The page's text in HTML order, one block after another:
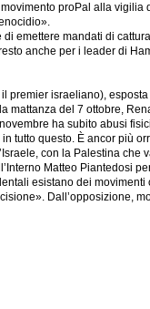
proPal alla
emettere mandati di
anche per i leader di
israeliano),
del 7 ottobre,
ha subito abusi
questo. È ancor più
con la Palestina che
Matteo Piantedosi
esistano dei
Dall’opposizione,